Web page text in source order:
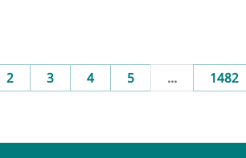
2 3 4 5 ... 1482